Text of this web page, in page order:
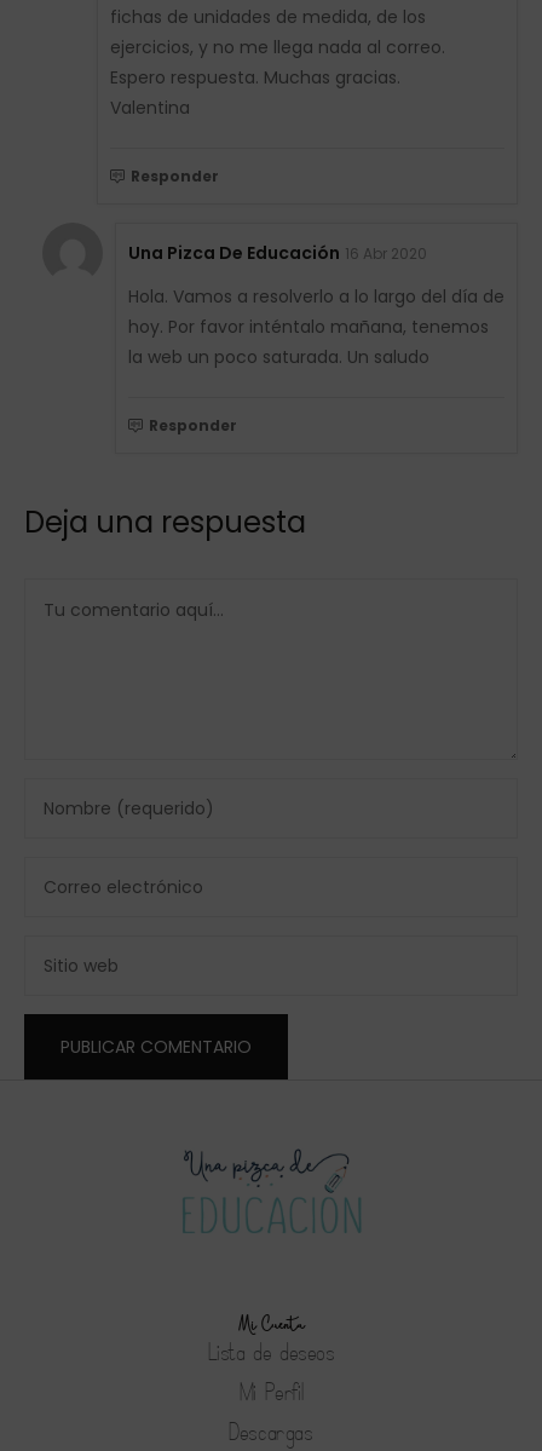
fichas de unidades de medida, de los
ejercicios, y no me llega nada al correo.
Espero respuesta. Muchas gracias.
Valentina
Responder
Una Pizca De Educación 16 Abr 2020
Hola. Vamos a resolverlo a lo largo del día de
hoy. Por favor inténtalo mañana, tenemos
la web un poco saturada. Un saludo
Responder
Deja una respuesta
Mi Cuenta
Lista de deseos
Mi Perfil
Descargas